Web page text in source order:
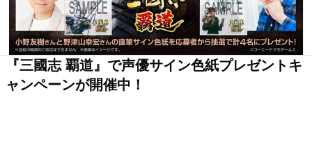
『三國志 覇道』で声優サイン色紙プレゼントキ
ャンペーンが開催中！